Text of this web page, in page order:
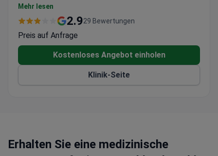
spezialisiert auf Lungenchirurgie, Neurologie,
Psychotherapie und Psychiatrie.
Bremen-Ost gehört laut Focus-Rating zu den besten
deutschen medizinischen Einrichtungen 2015-2016.
In die Bewertung werden Krankenhäuser mit
positivem Patientenfeedback und hohen
Behandlungserfolgsraten aufgenommen.
Bremen-Ost nimmt jährlich 19.000 Patienten zur
Mehr lesen
2.929 Bewertungen
Preis auf Anfrage
Kostenloses Angebot einholen
Klinik-Seite
Erhalten Sie eine medizinische